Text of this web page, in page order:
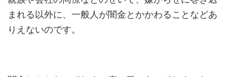
まれる以外に、一般人が闇金とかかわることなどあ
りえないのです。